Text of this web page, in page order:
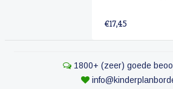
€17,45
1800+ (zeer) goede